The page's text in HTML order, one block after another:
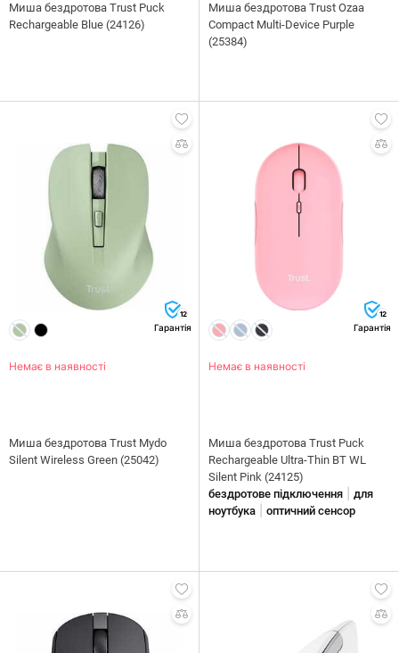
Миша бездротова Trust Puck
Rechargeable Blue (24126)
Миша бездротова Trust Ozaa
Compact Multi-Device Purple
(25384)
12
Гарантія
Немає в наявності
Миша бездротова Trust Mydo
Silent Wireless Green (25042)
12
Гарантія
Немає в наявності
Миша бездротова Trust Puck
Rechargeable Ultra-Thin BT WL
Silent Pink (24125)
бездротове підключення
для
ноутбука
оптичний сенсор